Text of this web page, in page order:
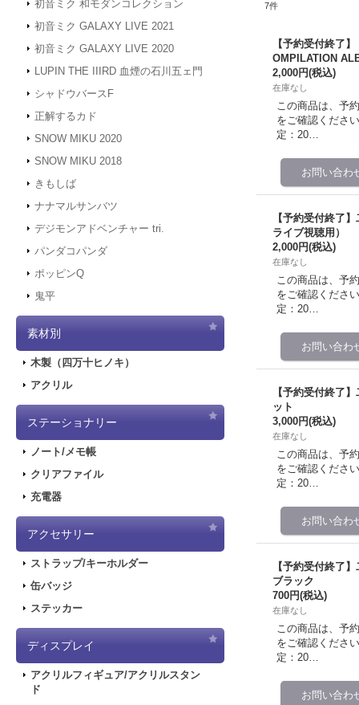
初音ミク 和モダンコレクション
初音ミク GALAXY LIVE 2021
初音ミク GALAXY LIVE 2020
LUPIN THE IIIRD 血煙の石川五ェ門
シャドウバースF
正解するカド
SNOW MIKU 2020
SNOW MIKU 2018
きもしば
ナナマルサンバツ
デジモンアドベンチャー tri.
パンダコパンダ
ポッピンQ
鬼平
素材別
木製（四万十ヒノキ）
アクリル
ステーショナリー
ノート/メモ帳
クリアファイル
充電器
アクセサリー
ストラップ/キーホルダー
缶バッジ
ステッカー
ディスプレイ
アクリルフィギュア/アクリルスタン
ド
7件
【予約受付終了
OMPILATION
2,000円(税込)
在庫なし
この商品は、予
をご確認くださ
定：20…
【予約受付終了
ライブ視聴用）
2,000円(税込)
在庫なし
この商品は、予
をご確認くださ
定：20…
【予約受付終了
ット
3,000円(税込)
在庫なし
この商品は、予
をご確認くださ
定：20…
【予約受付終了
ブラック
700円(税込)
在庫なし
この商品は、予
をご確認くださ
定：20…